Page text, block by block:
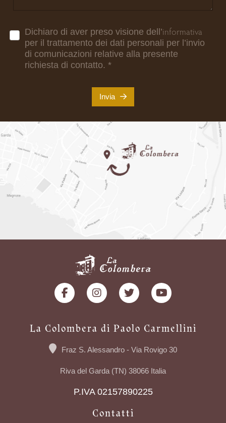
Dichiaro di aver preso visione dell’informativa
per il trattamento dei dati personali per l’invio
di comunicazioni relative alla presente
richiesta di contatto. *
Invia
La Colombera di Paolo Carmellini
Fraz S. Alessandro - Via Rovigo 30
Riva del Garda (TN) 38066 Italia
P.IVA 02157890225
Contatti